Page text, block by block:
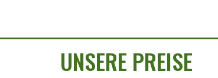
UNSERE PREISE